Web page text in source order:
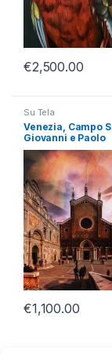
€2,500.00
Su Tela
Venezia, Campo
Giovanni e Paolo
€1,100.00